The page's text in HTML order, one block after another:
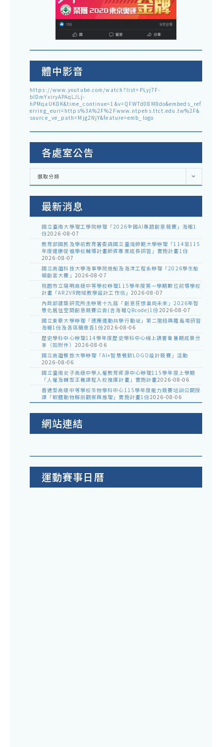
體中影音
https://www.youtube.com/watch?list=PLyj7F-
blDmYxiryAPAqLJLj-
hPMqaUKDK&time_continue=1&v=QFWTd08M8do&embeds_ref
erring_euri=https%3A%2F%2Fwww.ntpehs.ttct.edu.tw%2F&
source_ve_path=Mjg2NjY&feature=emb_logo
各處室公告
各
室
選取分類
最新消息
國立臺南大學理工學院辦理「2026全國AI專題創意競賽」海報1
份2026-08-07
教育部國民及學前教育署委請國立臺灣師範大學辦理「114至115
年度健康促進學校輔導計畫師資專業成長研習」實施計畫1份
2026-08-07
國立高雄科技大學海事學院造船及海洋工程系辦理「2026學生船
模創客大賽」 2026-08-07
桃園市立陽明高級中等學校辦理115學年度第一學期數位前導學校
計畫「AR2VR跨域教學設計工作坊」 2026-08-07
內政部建築研究所主辦第十九屆「創意狂想巢向未來」2026年智
慧化居住空間創意競賽公告(含海報QRcode)1份2026-08-07
國立東華大學辦理「適應運動共學行動站」第二階段與離島場研習
海報1份及各區簡章各1份2026-08-06
歷史學科中心辦理114學年度歷史學科中心線上讀書會暑期成果分
享（如附件） 2026-08-06
國立高雄餐旅大學辦理「AI+智慧餐飲LOGO設計競賽」活動
2026-08-06
國立臺南女子高級中學人權教育資源中心辦理115學年度上學期
「人權及轉型正義課程入校推廣計畫」實施計畫2026-08-06
普通型高級中等學校生物學科中心115學年度能力競賽培訓公開授
課「軟體動物解剖觀察與推理」實施計畫1份2026-08-06
網站連結
運動賽事日曆